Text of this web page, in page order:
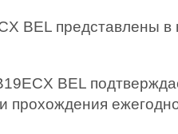
BEL представлены
BEL
прохождения